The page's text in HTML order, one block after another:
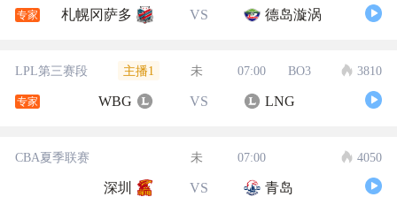
专家 札幌冈萨多 VS 德岛漩涡
LPL第三赛段 主播1 未 07:00 BO3 3810
专家 WBG VS LNG
CBA夏季联赛 未 07:00 4050
深圳 VS 青岛